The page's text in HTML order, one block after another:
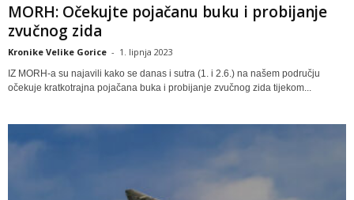
MORH: Očekujte pojačanu buku i probijanje
zvučnog zida
Kronike Velike Gorice - 1. lipnja 2023
IZ MORH-a su najavili kako se danas i sutra (1. i 2.6.) na našem području
očekuje kratkotrajna pojačana buka i probijanje zvučnog zida tijekom...